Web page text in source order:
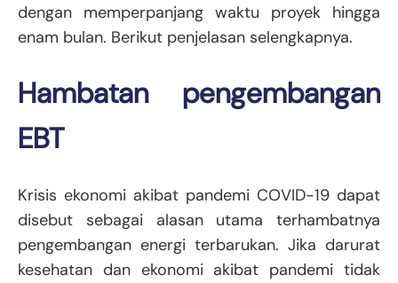
dengan memperpanjang waktu proyek hingga
enam bulan. Berikut penjelasan selengkapnya.
Hambatan pengembangan
EBT
Krisis ekonomi akibat pandemi COVID-19 dapat
disebut sebagai alasan utama terhambatnya
pengembangan energi terbarukan. Jika darurat
kesehatan dan ekonomi akibat pandemi tidak